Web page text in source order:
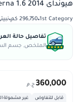
هيونداى Verna 1.6 2014
1st Category 296,750 كم نبيتي
تفاصيل حالة
الملخص, جسم
360,000 ج.م
قابل للتفاوض غير مشمولة